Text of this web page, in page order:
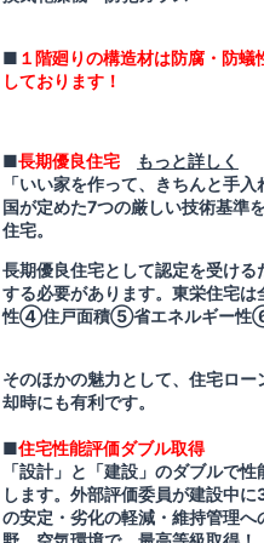
■ １階廻りの構造材は防腐・防
しております！
■長期優良住宅
もっと詳しく
「いい家を作って、きちんと手
国が定めた7つの厳しい技術基準
住宅。
長期優良住宅として認定を受け
する必要があります。東栄住宅は
性④住戸面積⑤省エネルギー性
そのほかの魅力として、住宅ロ
却時にも有利です。
■住宅性能評価ダブル取得
「設計」と「建設」のダブルで
します。外部評価委員が建設中に
の安定・劣化の軽減・維持管理